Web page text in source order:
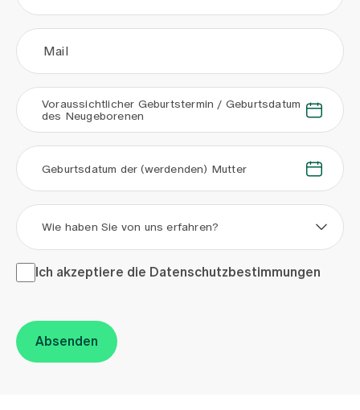
Mail
.
Voraussichtlicher Geburtstermin / Geburtsdatum
des Neugeborenen
. .
Geburtsdatum der (werdenden) Mutter
Wie haben Sie von uns erfahren?
Ich akzeptiere die <a href="/de/datenschutzerklaerung"
Ich akzeptiere die Datenschutzbestimmungen
Absenden